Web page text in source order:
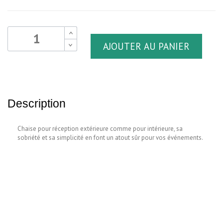
B
B AJOUTER AU PANIER
Description
Chaise pour réception extérieure comme pour intérieure, sa
sobriété et sa simplicité en font un atout sûr pour vos événements.